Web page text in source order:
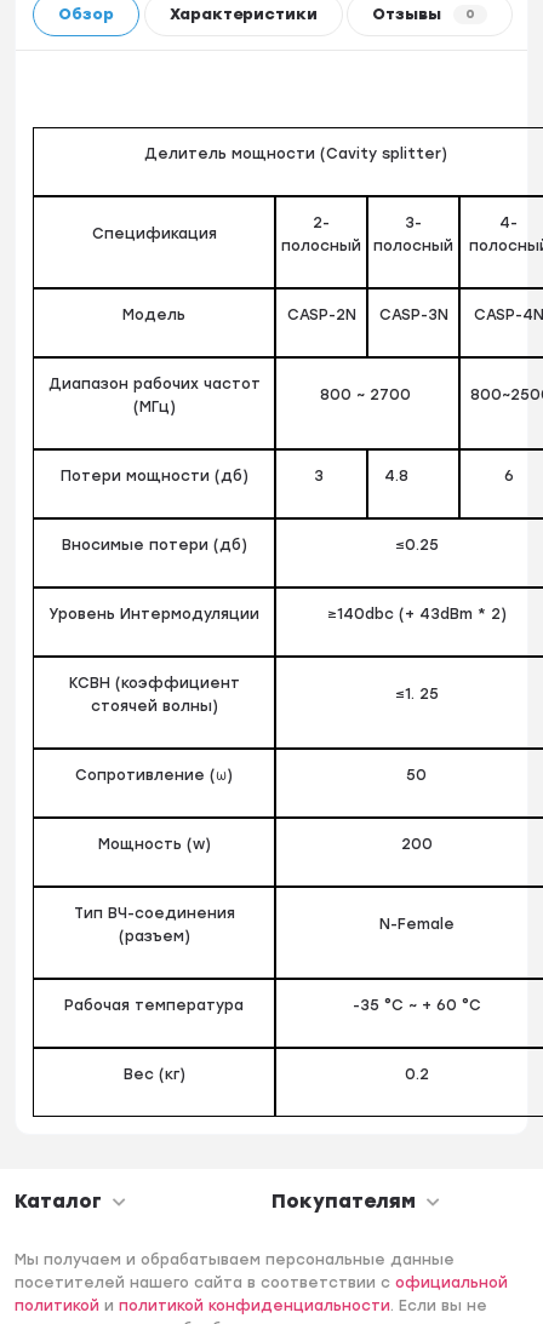
Обзор Характеристики Отзывы 0
Делитель мощности (Cavity splitter)
Спецификация
2-
полосный
3-
полосный
4-
Модель CASP-2N CASP-3N CASP-4N
Диапазон рабочих частот
(МГц)
800 ~ 2700
Потери мощности (дб) 3 4.8 6
Вносимые потери (дб) ≤0.25
Уровень Интермодуляции ≥140dbc (+ 43dBm * 2)
КСВН (коэффициент
стоячей волны)
≤1. 25
Сопротивление (ω) 50
Мощность (w) 200
Тип ВЧ-соединения
(разъем)
N-Female
Рабочая температура -35 °C ~ + 60 °C
Вес (кг) 0.2
Каталог Покупателям
Мы получаем и обрабатываем персональные данные
посетителей нашего сайта в соответствии софициальной
политикой иполитикой конфиденциальности. Если вы не